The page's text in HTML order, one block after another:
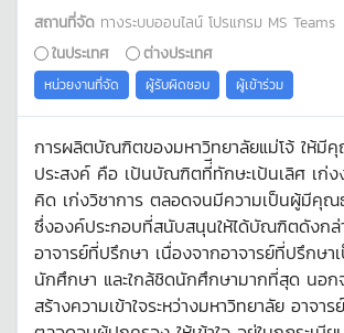
สถานที่จัด ทางระบบออนไลน์ โปรแกรม MS Teams
ในประเทศ
ต่างประเทศ
หน่วยงานที่จัด ผู้รับผิดชอบ ผู้เข้าร่วม
การผลิตบัณฑิตของมหาวิทยาลัยแม่โจ้ ให้
ประสงค์ คือ เป้นบัณฑิตที่ีทักษะเป้นเลิศ เก่ง
คิด เก่งวิชาการ ตลอดจนมีความเป็นผู้มีคุณ
ซึ่งองค์ประกอบที่สนับสนุนให้ได้บัณฑิตดังกล่
อาจารย์ที่ปรึกษา เนื่องจากอาจารย์ที่ปรึกษา
นักศึกษา และใกล้ชิดนักศึกษามากที่สุด นอก
สร้างความเข้าใจระหว่างมหาวิทยาลัย อาจา